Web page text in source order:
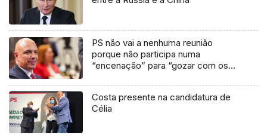
PS não vai a nenhuma reunião
porque não participa numa
“encenação” para “gozar com os
Costa presente na candidatura de
Célia